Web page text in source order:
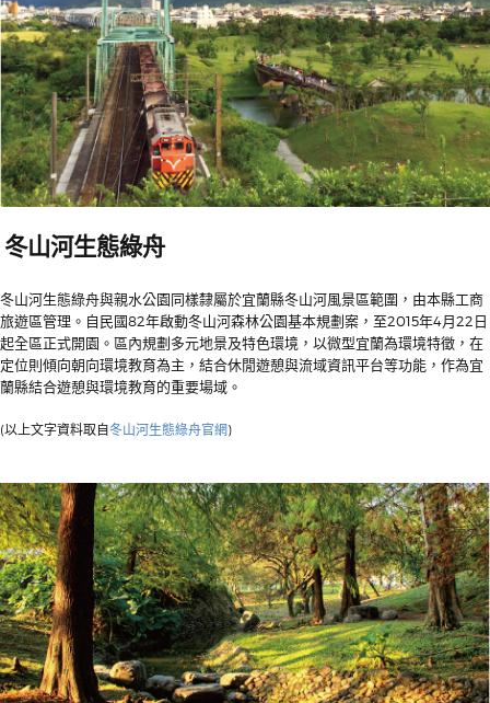
冬山河生態綠舟
冬山河生態綠舟與親水公園同樣隸屬於宜蘭縣冬山河風景區範圍，由本縣工商
旅遊區管理。自民國82年啟動冬山河森林公園基本規劃案，至2015年4月22日
起全區正式開園。區內規劃多元地景及特色環境，以微型宜蘭為環境特徵，在
定位則傾向朝向環境教育為主，結合休閒遊憩與流域資訊平台等功能，作為宜
蘭縣結合遊憩與環境教育的重要場域。
(以上文字資料取自冬山河生態綠舟官網)